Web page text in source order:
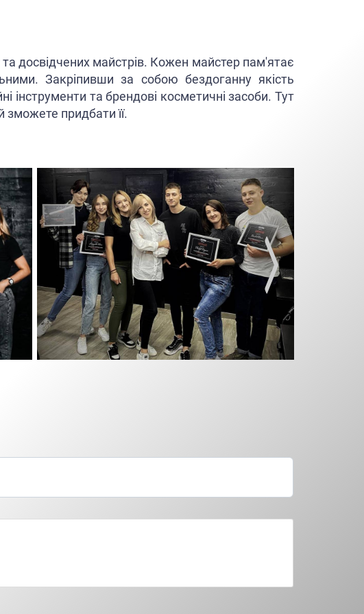
досвідчених майстрів. Кожен майстер пам'ятає
Закріпивши за собою бездоганну якість
та брендові косметичні засоби. Тут
придбати її.
Час, який ви проведете у барбершопі, пройде з
який уже встиг стати вашим другом, випити